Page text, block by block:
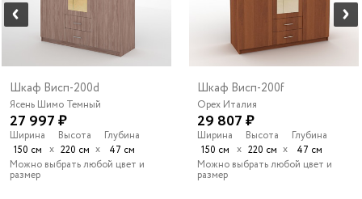
Шкаф Висп-200d
Ясень Шимо Темный
27 997 ₽
Ширина
150 см х
Высота
220 см х
Глубина
47 см
Можно выбрать любой цвет и
размер
Шкаф Висп-200f
Орех Италия
29 807 ₽
Ширина
150 см х
Высота
220 см х
Глубина
47 см
Можно выбрать любой цвет и
размер